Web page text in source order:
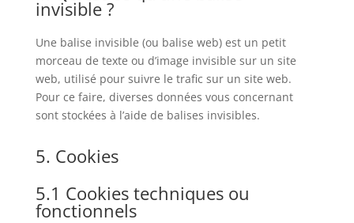
invisible ?
Une balise invisible (ou balise web) est un petit
morceau de texte ou d’image invisible sur un site
web, utilisé pour suivre le trafic sur un site web.
Pour ce faire, diverses données vous concernant
sont stockées à l’aide de balises invisibles.
5. Cookies
5.1 Cookies techniques ou
fonctionnels